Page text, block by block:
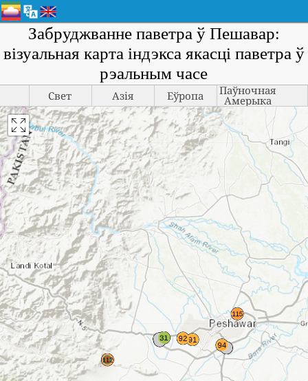
Забруджванне паветра ў Пешавар:
візуальная карта індэкса якасці паветра ў
рэальным часе
Свет Азія Еўропа Паўночная
Амерыка